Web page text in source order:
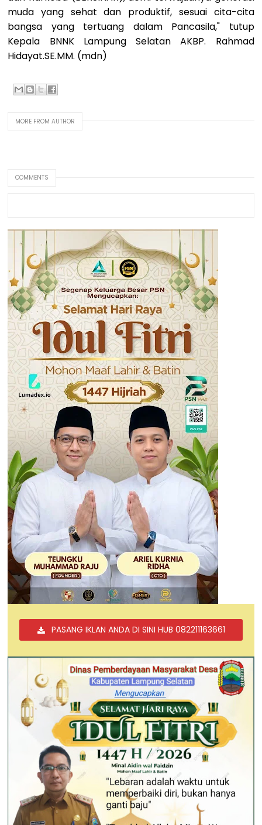
muda yang sehat dan produktif, sesuai cita-cita
bangsa yang tertuang dalam Pancasila," tutup
Kepala BNNK Lampung Selatan AKBP. Rahmad
Hidayat.SE.MM. (mdn)
MORE FROM AUTHOR
COMMENTS
PASANG IKLAN ANDA DI SINI HUB 082211163661